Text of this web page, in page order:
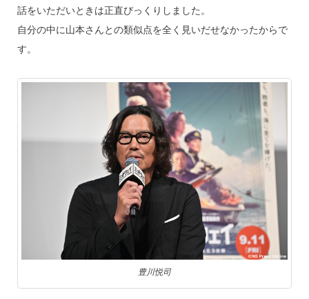
話をいただいときは正直びっくりしました。
自分の中に山本さんとの類似点を全く見いだせなかったからで
す。
豊川悦司